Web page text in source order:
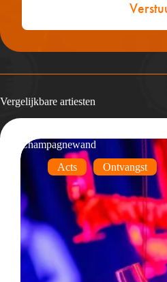
Vergelijkbare artiesten
Champagnewand
Acts
Ontvangst